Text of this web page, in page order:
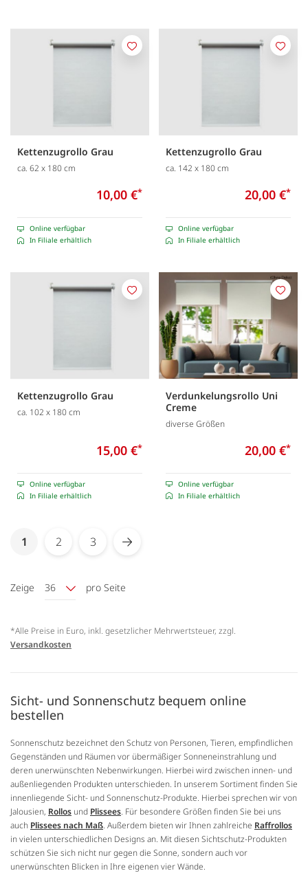
Kettenzugrollo Grau
ca. 62 x 180 cm
10,00 €*
Online verfügbar
In Filiale erhältlich
Merken
Kettenzugrollo Grau
ca. 142 x 180 cm
20,00 €*
Online verfügbar
In Filiale erhältlich
Kettenzugrollo Grau
ca. 102 x 180 cm
15,00 €*
Online verfügbar
In Filiale erhältlich
Merken
Verdunkelungsrollo Uni
Creme
diverse Größen
20,00 €*
Online verfügbar
In Filiale erhältlich
SeiteYou're currently reading page
1 Seite
2 Seite
3 Seite
Weiter
Zeige 36 pro Seite
*Alle Preise in Euro, inkl. gesetzlicher Mehrwertsteuer, zzgl.
Versandkosten
Sicht- und Sonnenschutz bequem online
bestellen
Sonnenschutz bezeichnet den Schutz von Personen, Tieren, empfindlichen
Gegenständen und Räumen vor übermäßiger Sonneneinstrahlung und
deren unerwünschten Nebenwirkungen. Hierbei wird zwischen innen- und
außenliegenden Produkten unterschieden. In unserem Sortiment finden Sie
innenliegende Sicht- und Sonnenschutz-Produkte. Hierbei sprechen wir von
Jalousien, Rollos und Plissees. Für besondere Größen finden Sie bei uns
auch Plissees nach Maß. Außerdem bieten wir Ihnen zahlreiche Raffrollos
in vielen unterschiedlichen Designs an. Mit diesen Sichtschutz-Produkten
schützen Sie sich nicht nur gegen die Sonne, sondern auch vor
unerwünschten Blicken in Ihre eigenen vier Wände.